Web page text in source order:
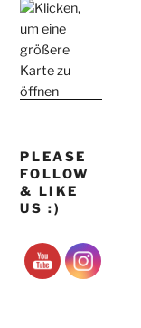
PLEASE
FOLLOW
& LIKE
US :)